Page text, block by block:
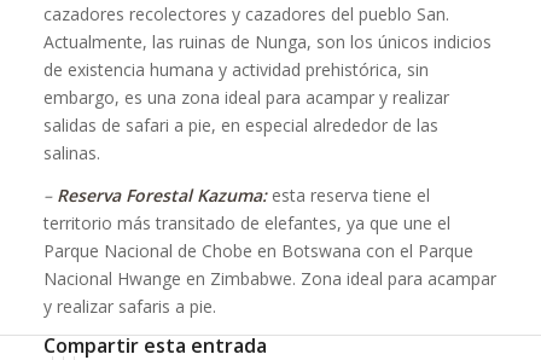
cazadores recolectores y cazadores del pueblo San.
Actualmente, las ruinas de Nunga, son los únicos indicios
de existencia humana y actividad prehistórica, sin
embargo, es una zona ideal para acampar y realizar
salidas de safari a pie, en especial alrededor de las
salinas.
– Reserva Forestal Kazuma:esta reserva tiene el
territorio más transitado de elefantes, ya que une el
Parque Nacional de Chobe en Botswana con el Parque
Nacional Hwange en Zimbabwe. Zona ideal para acampar
y realizar safaris a pie.
Compartir esta entrada